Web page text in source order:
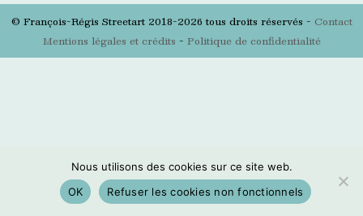
© François-Régis Streetart 2018-2026 tous droits réservés - Contact
Mentions légales et crédits - Politique de confidentialité
Nous utilisons des cookies sur ce site web.
OK
Refuser les cookies non fonctionnels